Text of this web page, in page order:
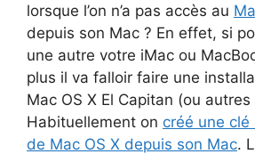
lorsque l’on n’a pas accès au
depuis son Mac ? En effet, si
une autre votre iMac ou
plus il va falloir faire une
Mac OS X El Capitan (ou
Habituellement on créé une clé
de Mac OS X depuis son Mac.